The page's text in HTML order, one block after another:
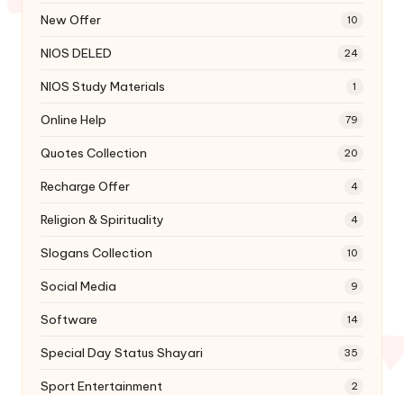
New Offer 10
NIOS DELED 24
NIOS Study Materials 1
Online Help 79
Quotes Collection 20
Recharge Offer 4
Religion & Spirituality 4
Slogans Collection 10
Social Media 9
Software 14
Special Day Status Shayari 35
Sport Entertainment 2